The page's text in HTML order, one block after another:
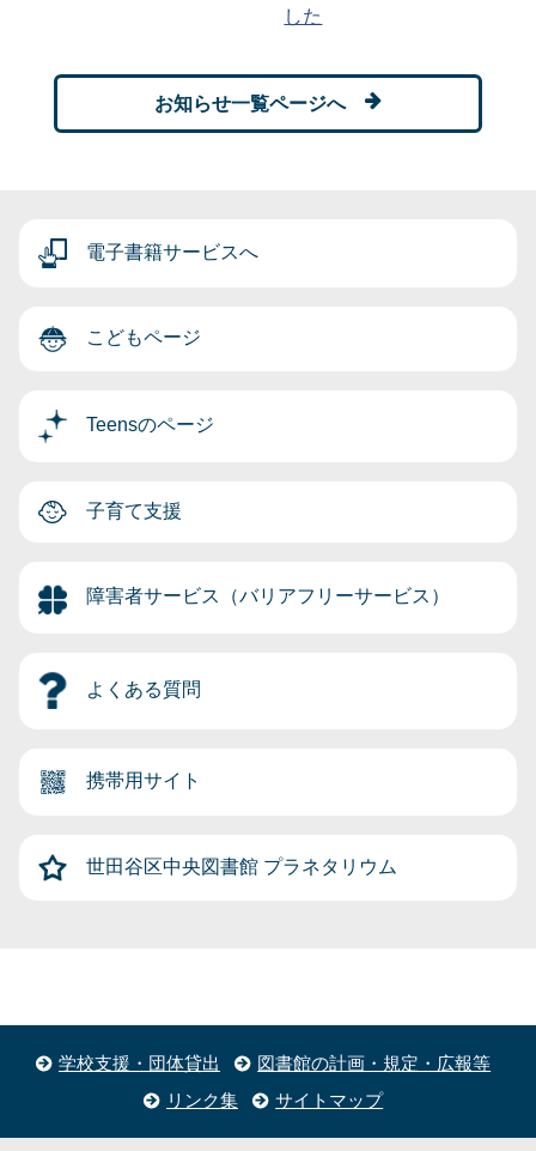
した
お知らせ一覧ページへ
電子書籍サービスへ
こどもページ
Teensのページ
子育て支援
障害者サービス（バリアフリーサービス）
よくある質問
携帯用サイト
世田谷区中央図書館 プラネタリウム
学校支援・団体貸出
図書館の計画・規定・広報等
リンク集
サイトマップ